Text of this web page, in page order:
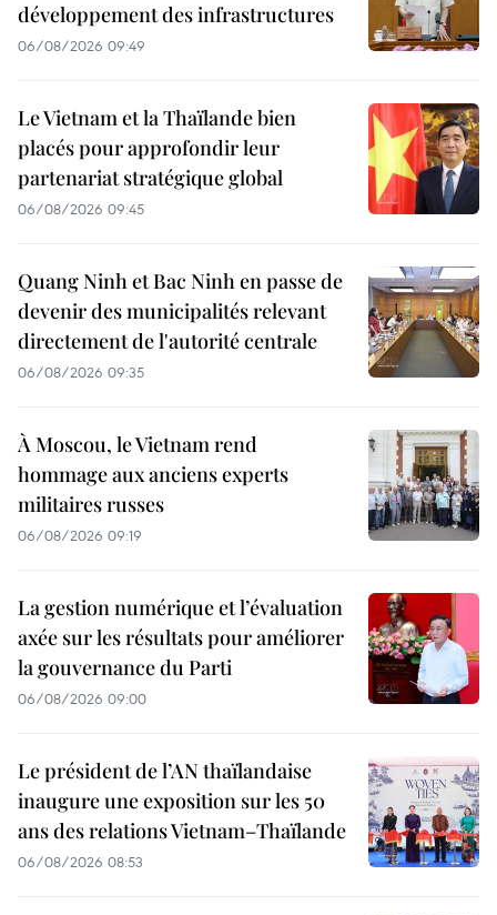
développement des infrastructures
06/08/2026 09:49
Le Vietnam et la Thaïlande bien
placés pour approfondir leur
partenariat stratégique global
06/08/2026 09:45
Quang Ninh et Bac Ninh en passe de
devenir des municipalités relevant
directement de l'autorité centrale
06/08/2026 09:35
À Moscou, le Vietnam rend
hommage aux anciens experts
militaires russes
06/08/2026 09:19
La gestion numérique et l’évaluation
axée sur les résultats pour améliorer
la gouvernance du Parti
06/08/2026 09:00
Le président de l’AN thaïlandaise
inaugure une exposition sur les 50
ans des relations Vietnam–Thaïlande
06/08/2026 08:53